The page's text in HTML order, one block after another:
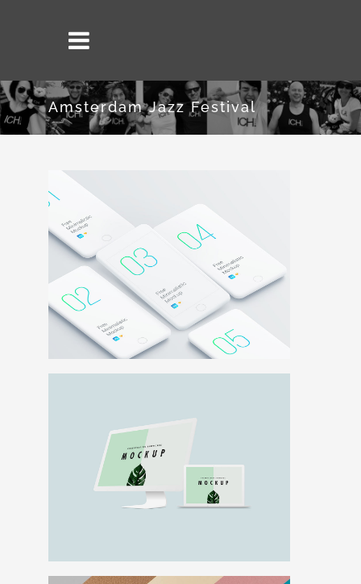
Amsterdam Jazz Festival